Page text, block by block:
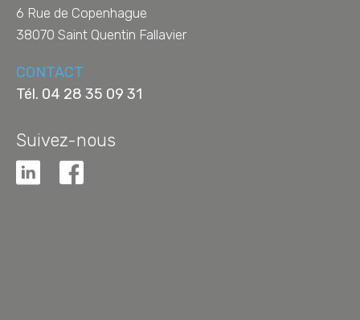
6 Rue de Copenhague
38070 Saint Quentin Fallavier
CONTACT
Tél. 04 28 35 09 31
Suivez-nous